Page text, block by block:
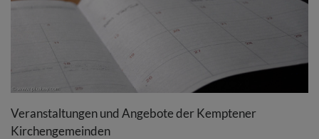
Veranstaltungen und Angebote der Kemptener
Kirchengemeinden